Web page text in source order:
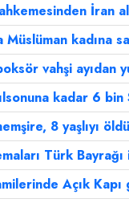
İran
Müslüman kadına
vahşi ayıdan
kadar 6
8 yaşlıyı
Türk Bayrağı
Açık Kapı